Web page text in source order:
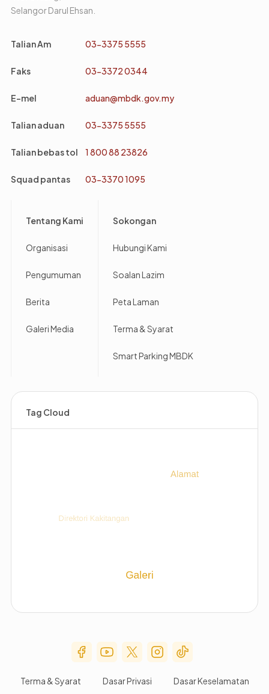
Selangor Darul Ehsan.
Talian Am 03-3375 5555
Faks 03-3372 0344
E-mel aduan@mbdk.gov.my
Talian aduan 03-3375 5555
Talian bebas tol 1 800 88 23826
Squad pantas 03-3370 1095
Tentang Kami
Organisasi
Pengumuman
Berita
Galeri Media
Sokongan
Hubungi Kami
Soalan Lazim
Peta Laman
Terma & Syarat
Smart Parking MBDK
Tag Cloud
Social Media Menu
Terma & Syarat Dasar Privasi Dasar Keselamatan